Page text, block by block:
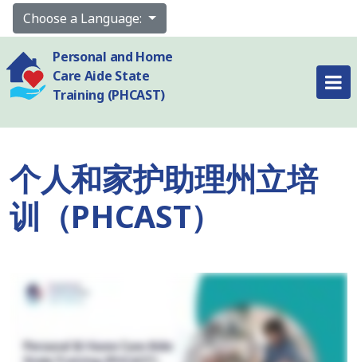
Choose a Language:
Personal and Home
Care Aide State
Training (PHCAST)
个人和家护助理州立培
训（PHCAST）